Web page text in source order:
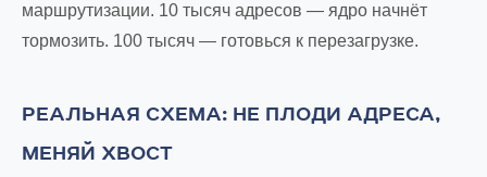
маршрутизации. 10 тысяч адресов — ядро начнёт
тормозить. 100 тысяч — готовься к перезагрузке.
РЕАЛЬНАЯ СХЕМА: НЕ ПЛОДИ АДРЕСА,
МЕНЯЙ ХВОСТ